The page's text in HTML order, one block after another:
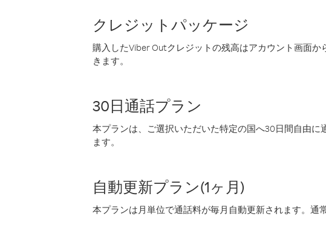
クレジットパッケージ
購入したViber Outクレジットの残高はアカウント画面
きます。
30日通話プラン
本プランは、ご選択いただいた特定の国へ30日間自由
ます。
自動更新プラン(1ヶ月)
本プランは月単位で通話料が毎月自動更新されます。通